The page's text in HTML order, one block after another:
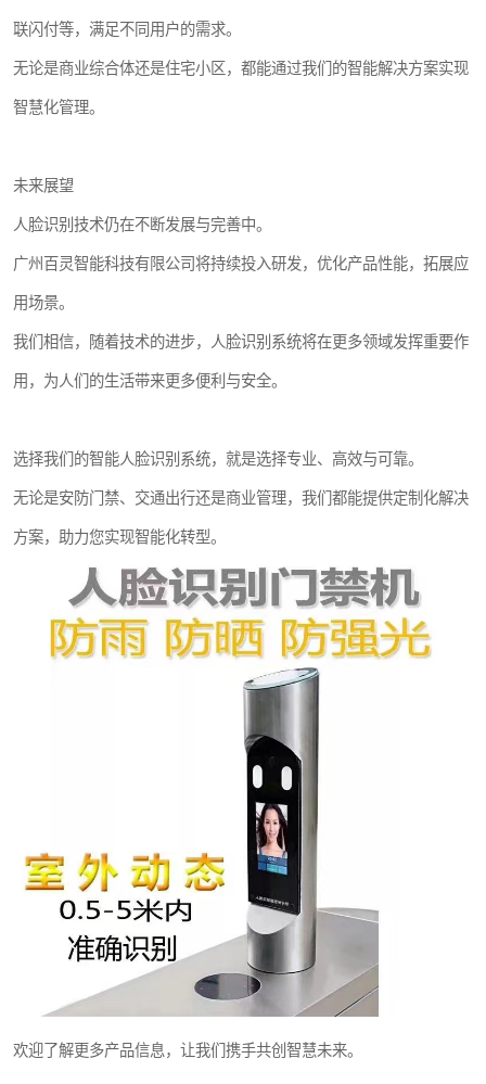
联闪付等，满足不同用户的需求。
无论是商业综合体还是住宅小区，都能通过我们的智能解决方案实现
智慧化管理。
未来展望
人脸识别技术仍在不断发展与完善中。
广州百灵智能科技有限公司将持续投入研发，优化产品性能，拓展应
用场景。
我们相信，随着技术的进步，人脸识别系统将在更多领域发挥重要作
用，为人们的生活带来更多便利与安全。
选择我们的智能人脸识别系统，就是选择专业、高效与可靠。
无论是安防门禁、交通出行还是商业管理，我们都能提供定制化解决
方案，助力您实现智能化转型。
欢迎了解更多产品信息，让我们携手共创智慧未来。